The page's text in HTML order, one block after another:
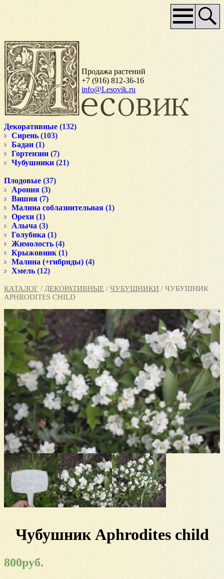
Продажа растений
+7 (916) 812-36-16
info@Lesovik.ru
Основное
меню
КАТАЛОГ / ДЕКОРАТИВНЫЕ / ЧУБУШНИКИ / ЧУБУШНИК
APHRODITES CHILD
Чубушник Aphrodites child
800руб.
Декоративные (132)
Сирень (103)
Бадан (1)
Гортензии (7)
Чубушники (21)
Плодовые (37)
Арония (3)
Вишня (7)
Малина соблазнительная (1)
Орехи (1)
Алыча (3)
Голубика (1)
Жимолость (4)
Крыжовник (1)
Малина (+гибриды) (4)
Хмель (12)